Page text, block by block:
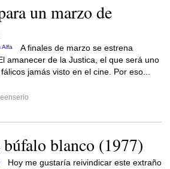
un marzo de
A finales de marzo se estrena
amanecer de la Justica, el que será uno
jamás visto en el cine. Por eso...
blanco (1977)
Hoy me gustaría reivindicar este extraño